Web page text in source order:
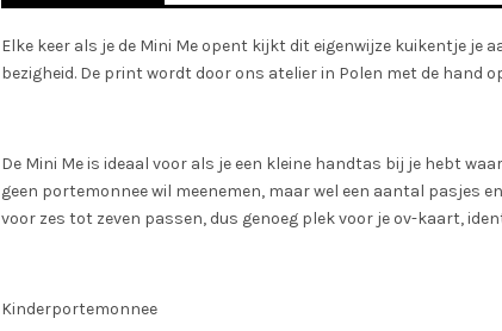
Elke keer als je de Mini Me opent kijkt dit eigenwijze kuikentje je
bezigheid. De print wordt door ons atelier in Polen met de hand
De Mini Me is ideaal voor als je een kleine handtas bij je hebt
geen portemonnee wil meenemen, maar wel een aantal pasjes
voor zes tot zeven passen, dus genoeg plek voor je ov-kaart,
Kinderportemonnee